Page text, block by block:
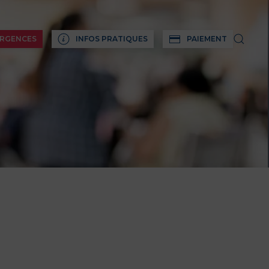
INFOS PRATIQUES PAIEMENT